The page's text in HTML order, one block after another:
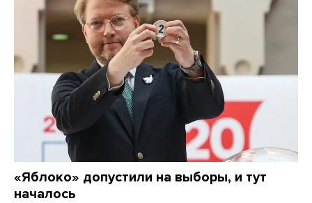
«Яблоко» допустили на выборы, и тут
началось